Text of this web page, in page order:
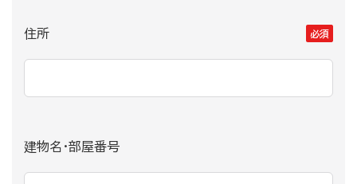
住所 必須
建物名・部屋番号